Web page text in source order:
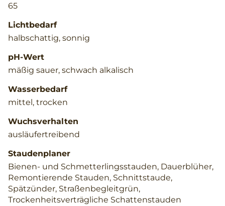
65
Lichtbedarf
halbschattig, sonnig
pH-Wert
mäßig sauer, schwach alkalisch
Wasserbedarf
mittel, trocken
Wuchsverhalten
ausläufertreibend
Staudenplaner
Bienen- und Schmetterlingsstauden, Dauerblüher,
Remontierende Stauden, Schnittstaude,
Spätzünder, Straßenbegleitgrün,
Trockenheitsverträgliche Schattenstauden